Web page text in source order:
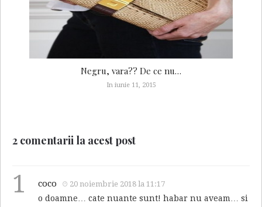
Negru, vara?? De ce nu…
In iunie 11, 2015
2 comentarii la acest post
1 coco 20 noiembrie 2018 la 11:17
o doamne… cate nuante sunt! habar nu aveam… si